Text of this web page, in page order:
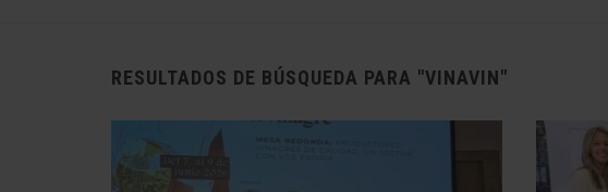
RESULTADOS DE BÚSQUEDA PARA "VINAVIN"